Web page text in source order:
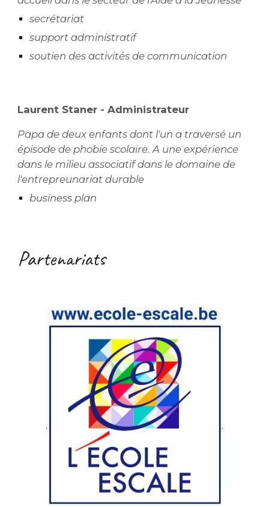
secrétariat
support administratif
soutien des activités de communication
Laurent Staner - Administrateur
Papa de deux enfants dont l'un a traversé un
épisode de phobie scolaire. A une expérience
dans le milieu associatif dans le domaine de
l'entrepreunariat durable
business plan
Partenariats